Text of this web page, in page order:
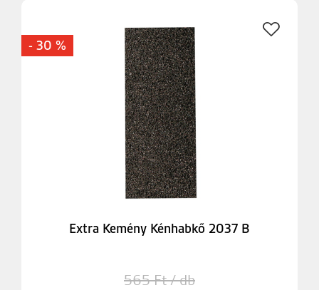
- 30 %
Extra Kemény Kénhabkő 2037 B
565 Ft / db